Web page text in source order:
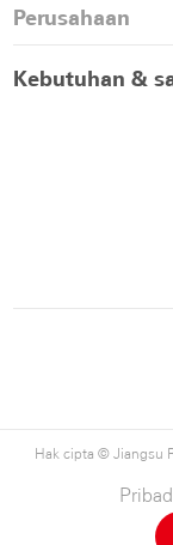
Hak cipta © Jiangsu